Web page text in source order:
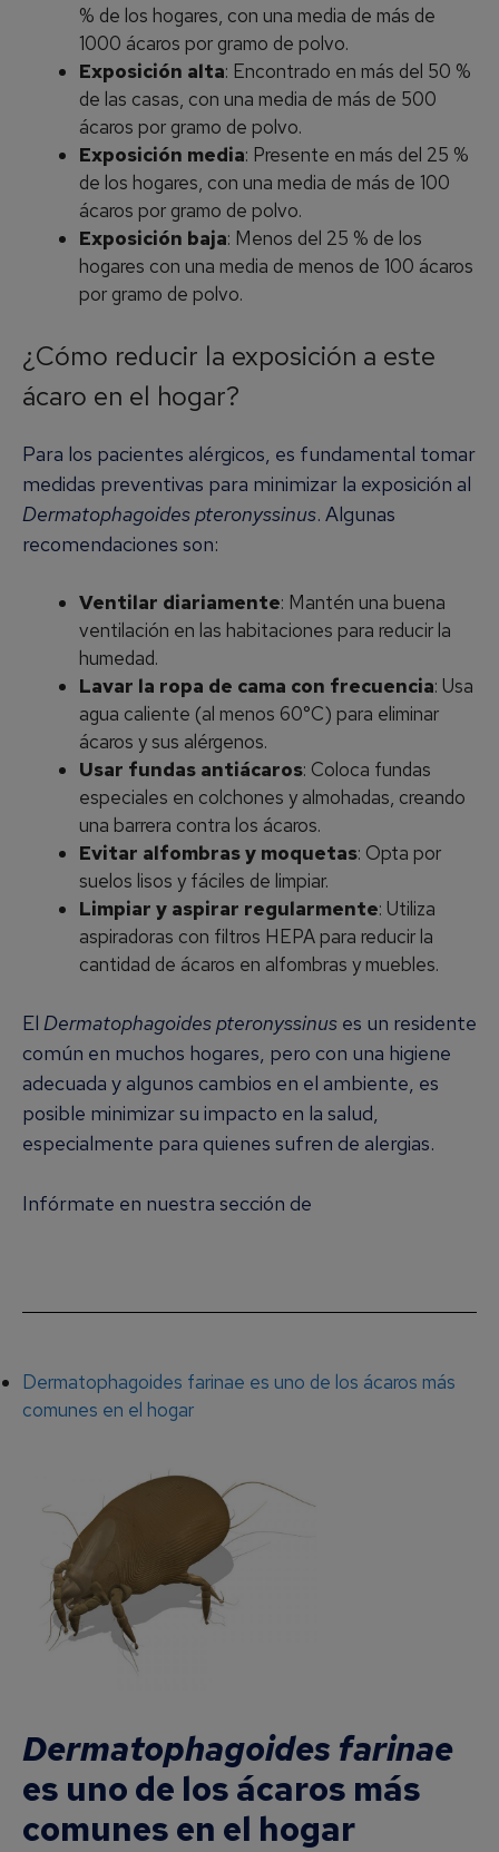
% de los hogares, con una media de más de
1000 ácaros por gramo de polvo.
Exposición alta: Encontrado en más del 50 %
de las casas, con una media de más de 500
ácaros por gramo de polvo.
Exposición media: Presente en más del 25 %
de los hogares, con una media de más de 100
ácaros por gramo de polvo.
Exposición baja: Menos del 25 % de los
hogares con una media de menos de 100 ácaros
por gramo de polvo.
¿Cómo reducir la exposición a este
ácaro en el hogar?
Para los pacientes alérgicos, es fundamental tomar
medidas preventivas para minimizar la exposición al
Dermatophagoides pteronyssinus. Algunas
recomendaciones son:
Ventilar diariamente: Mantén una buena
ventilación en las habitaciones para reducir la
humedad.
Lavar la ropa de cama con frecuencia: Usa
agua caliente (al menos 60°C) para eliminar
ácaros y sus alérgenos.
Usar fundas antiácaros: Coloca fundas
especiales en colchones y almohadas, creando
una barrera contra los ácaros.
Evitar alfombras y moquetas: Opta por
suelos lisos y fáciles de limpiar.
Limpiar y aspirar regularmente: Utiliza
aspiradoras con filtros HEPA para reducir la
cantidad de ácaros en alfombras y muebles.
El Dermatophagoides pteronyssinus es un residente
común en muchos hogares, pero con una higiene
adecuada y algunos cambios en el ambiente, es
posible minimizar su impacto en la salud,
especialmente para quienes sufren de alergias.
Infórmate en nuestra sección de
Dermatophagoides farinae es uno de los ácaros más
comunes en el hogar
Dermatophagoides farinae
es uno de los ácaros más
comunes en el hogar